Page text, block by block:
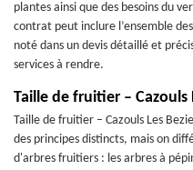
plantes ainsi que des besoins du
contrat peut inclure l’ensemble
noté dans un devis détaillé et
services à rendre.
Taille de fruitier – Cazouls
Taille de fruitier – Cazouls Les
des principes distincts, mais on
d'arbres fruitiers : les arbres à